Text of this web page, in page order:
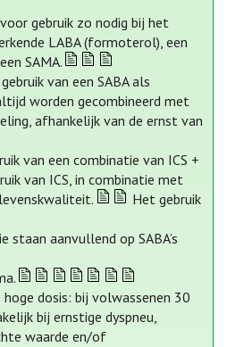
gebruik zo nodig bij het
LABA (formoterol), een
SAMA.
van een SABA als
worden gecombineerd met
afhankelijk van de ernst van
van een combinatie van ICS +
van ICS, in combinatie met
Het gebruik
staan aanvullend op SABA’s
dosis: bij volwassenen 30
bij ernstige dyspneu,
waarde en/of